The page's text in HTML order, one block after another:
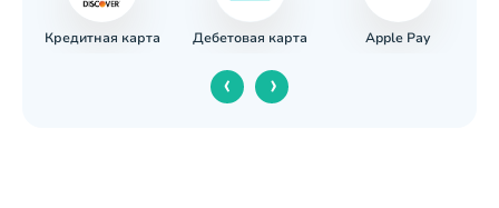
Кредитная карта Дебетовая карта Apple Pay
‹ ›